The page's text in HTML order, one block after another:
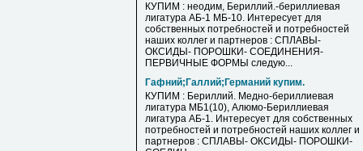
КУПИМ : неодим, Бериллий.-бериллиевая
лигатура АБ-1 МБ-10. Интересует для
собственных потребностей и потребностей
наших коллег и партнеров : СПЛАВЫ-
ОКСИДЫ- ПОРОШКИ- СОЕДИНЕНИЯ-
ПЕРВИЧНЫЕ ФОРМЫ следую...
Гафний;Галлий;Германий купим.
КУПИМ : Бериллий. Медно-бериллиевая
лигатура МБ1(10), Алюмо-Бериллиевая
лигатура АБ-1. Интересует для собственных
потребностей и потребностей наших коллег и
партнеров : СПЛАВЫ- ОКСИДЫ- ПОРОШКИ-